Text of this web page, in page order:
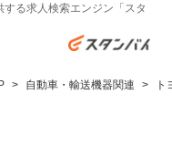
る求人検索エンジン「スタ
自動車・輸送機器関連 ト